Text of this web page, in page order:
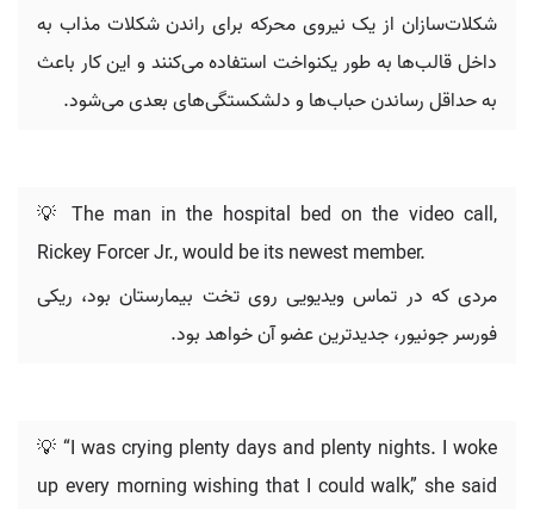
شکلات‌سازان از یک نیروی محرکه برای راندن شکلات مذاب به
داخل قالب‌ها به طور یکنواخت استفاده می‌کنند و این کار باعث
به حداقل رساندن حباب‌ها و دلشکستگی‌های بعدی می‌شود.
💡 The man in the hospital bed on the video call,
Rickey Forcer Jr., would be its newest member.
مردی که در تماس ویدیویی روی تخت بیمارستان بود، ریکی
فورسر جونیور، جدیدترین عضو آن خواهد بود.
💡 “I was crying plenty days and plenty nights. I woke
up every morning wishing that I could walk,” she said